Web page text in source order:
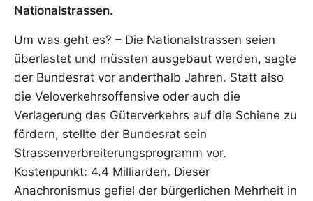
Nationalstrassen.
Um was geht es? – Die Nationalstrassen seien
überlastet und müssten ausgebaut werden, sagte
der Bundesrat vor anderthalb Jahren. Statt also
die Veloverkehrsoffensive oder auch die
Verlagerung des Güterverkehrs auf die Schiene zu
fördern, stellte der Bundesrat sein
Strassenverbreiterungsprogramm vor.
Kostenpunkt: 4.4 Milliarden. Dieser
Anachronismus gefiel der bürgerlichen Mehrheit in